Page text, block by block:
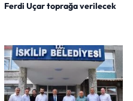
Ferdi Uçar toprağa verilecek